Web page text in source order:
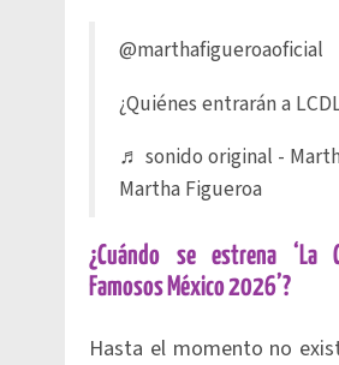
@marthafigueroaoficial
¿Quiénes entrarán a
♬ sonido original -
Martha Figueroa
¿Cuándo se estrena ‘La
Famosos México 2026’?
Hasta el momento no